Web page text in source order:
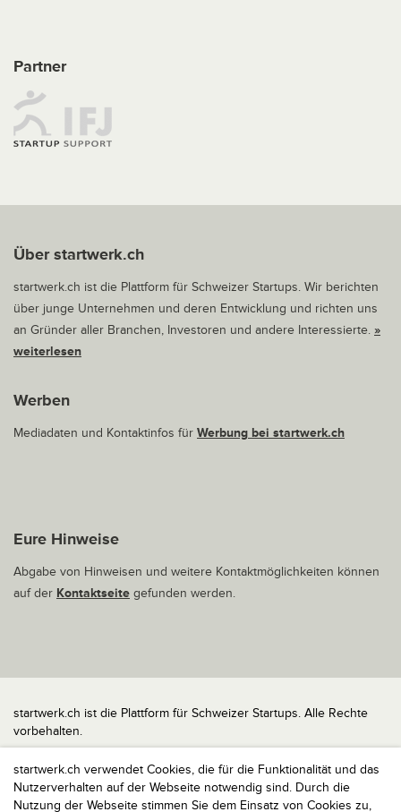
startwerk.ch verwendet Cookies, die für die Funktionalität und das
Nutzerverhalten auf der Webseite notwendig sind. Durch die
Nutzung der Webseite stimmen Sie dem Einsatz von Cookies zu,
Partner
Über startwerk.ch
startwerk.ch ist die Plattform für Schweizer Startups. Wir berichten
über junge Unternehmen und deren Entwicklung und richten uns
an Gründer aller Branchen, Investoren und andere Interessierte. »
weiterlesen
Werben
Mediadaten und Kontaktinfos für Werbung bei startwerk.ch
Eure Hinweise
Abgabe von Hinweisen und weitere Kontaktmöglichkeiten können
auf der Kontaktseite gefunden werden.
startwerk.ch ist die Plattform für Schweizer Startups. Alle Rechte
vorbehalten.
Impressum
Kontakt
nach oben